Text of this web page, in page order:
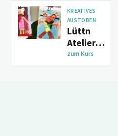
KREATIVES
AUSTOBEN
Lüttn
Atelier
am
Dienstag
zum Kurs